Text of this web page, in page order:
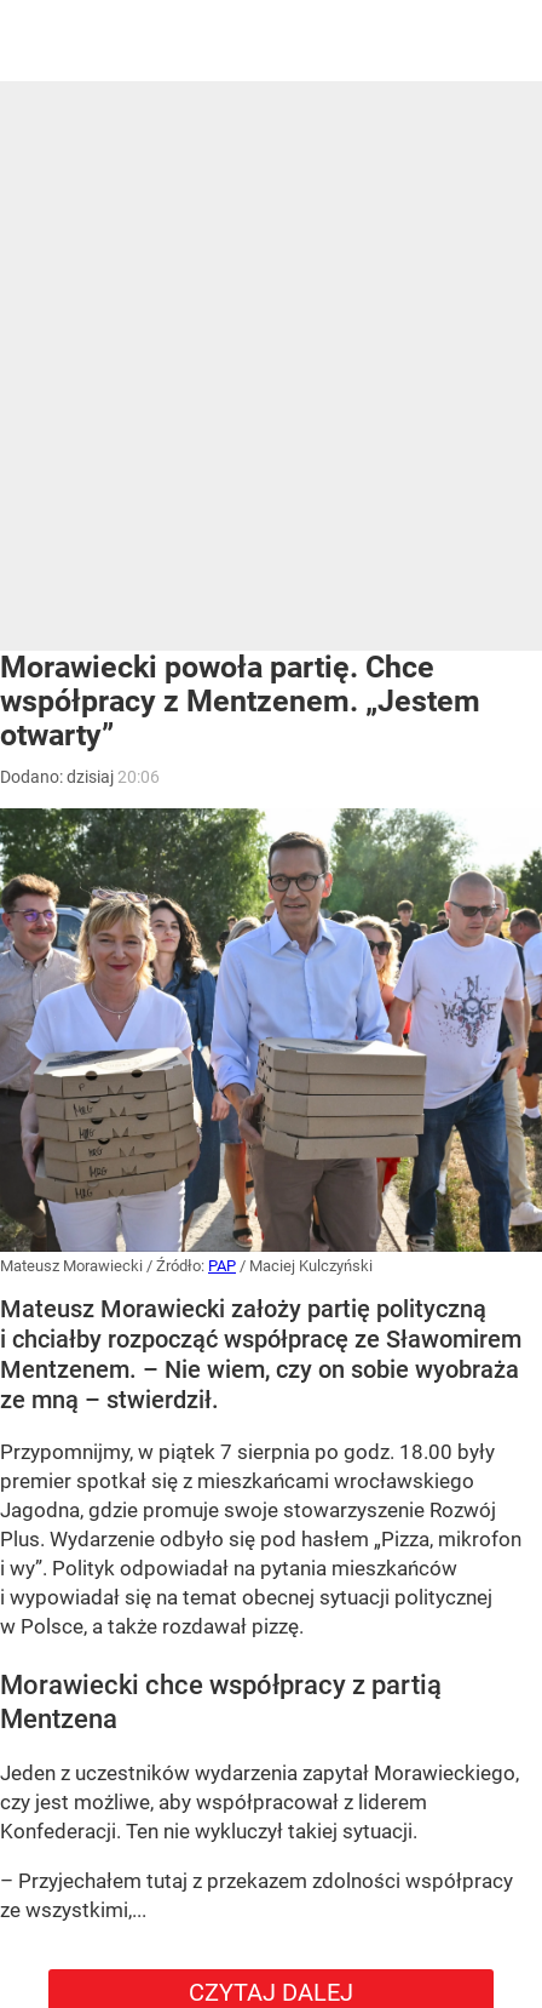
Morawiecki powoła partię. Chce
współpracy z Mentzenem. „Jestem
otwarty”
Dodano:dzisiaj 20:06
Mateusz Morawiecki / Źródło: PAP / Maciej Kulczyński
Mateusz Morawiecki założy partię polityczną
i chciałby rozpocząć współpracę ze Sławomirem
Mentzenem. – Nie wiem, czy on sobie wyobraża
ze mną – stwierdził.
Przypomnijmy, w piątek 7 sierpnia po godz. 18.00 były
premier spotkał się z mieszkańcami wrocławskiego
Jagodna, gdzie promuje swoje stowarzyszenie Rozwój
Plus. Wydarzenie odbyło się pod hasłem „Pizza, mikrofon
i wy”. Polityk odpowiadał na pytania mieszkańców
i wypowiadał się na temat obecnej sytuacji politycznej
w Polsce, a także rozdawał pizzę.
Morawiecki chce współpracy z partią
Mentzena
Jeden z uczestników wydarzenia zapytał Morawieckiego,
czy jest możliwe, aby współpracował z liderem
Konfederacji. Ten nie wykluczył takiej sytuacji.
– Przyjechałem tutaj z przekazem zdolności współpracy
ze wszystkimi,...
CZYTAJ DALEJ